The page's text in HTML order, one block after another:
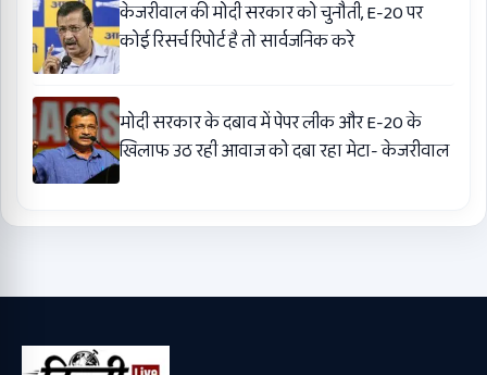
केजरीवाल की मोदी सरकार को चुनौती, E-20 पर
कोई रिसर्च रिपोर्ट है तो सार्वजनिक करे
मोदी सरकार के दबाव में पेपर लीक और E-20 के
खिलाफ उठ रही आवाज को दबा रहा मेटा- केजरीवाल